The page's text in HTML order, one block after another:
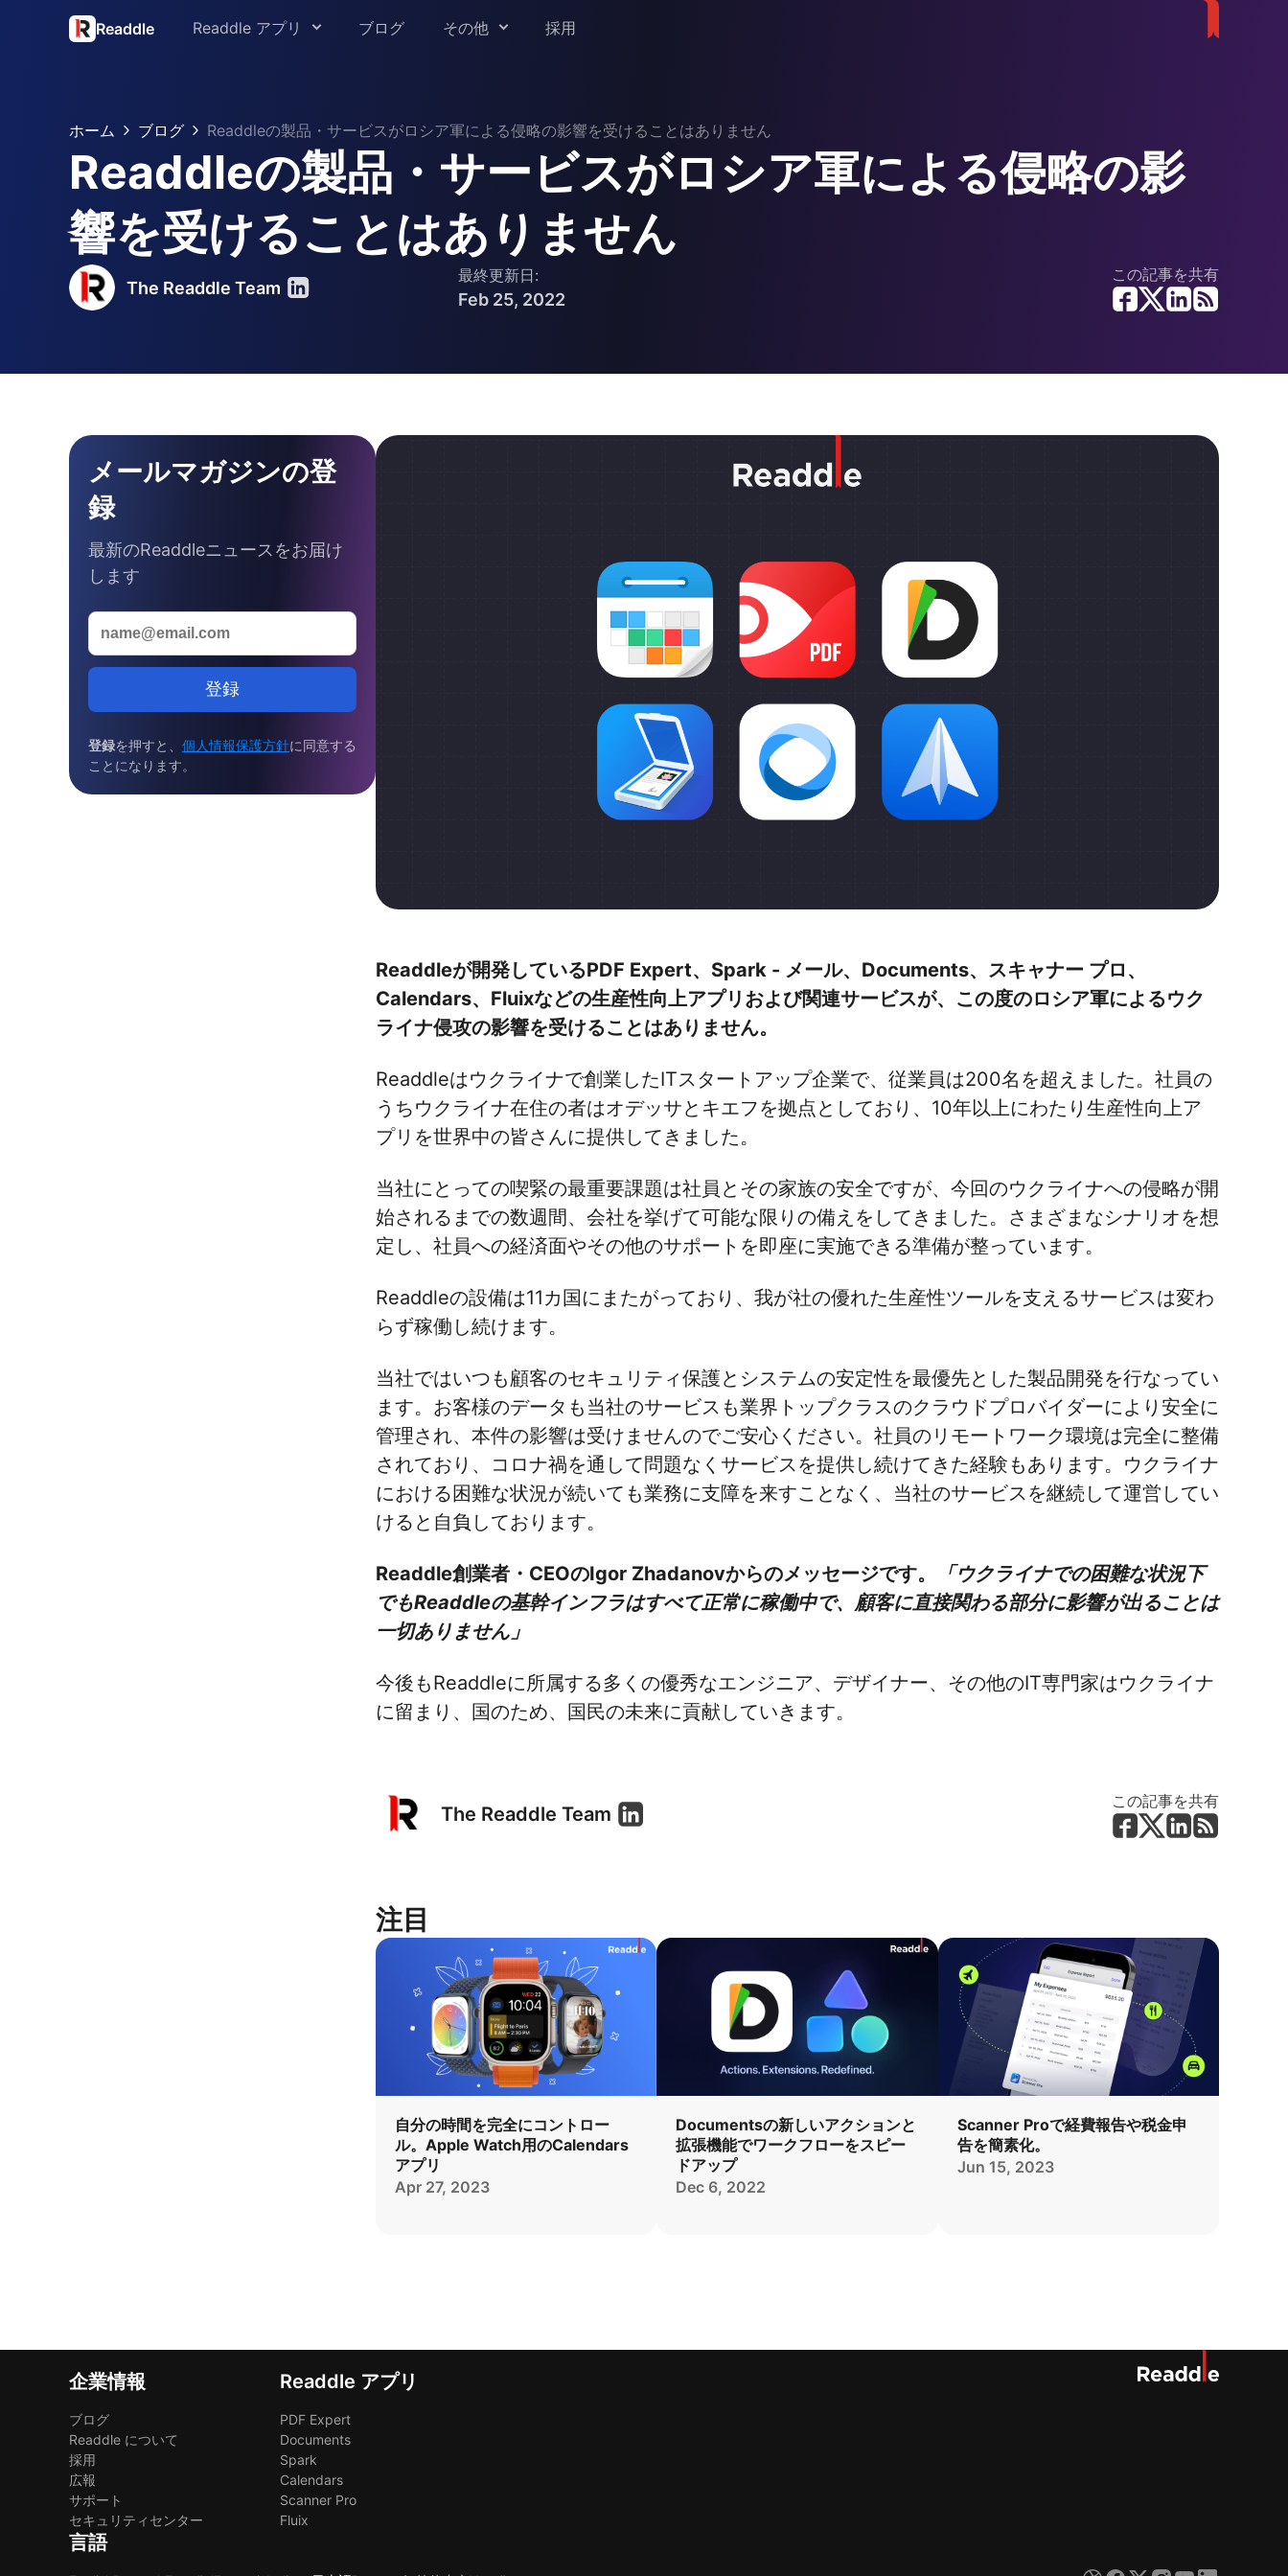
Readdle Readdle アプリ
Spark
Scanner Pro
Calendars
Documents
Fluix
ブログ その他
広報
教育向け Readdle
セキュリティセンター
採用
ホーム ブログ Readdleの製品・サービスがロシア軍による侵略の影響を受けることはありません
Readdleの製品・サービスがロシア軍による侵略の影
響を受けることはありません
The Readdle Team
最終更新日:
Feb 25, 2022
この記事を共有
メールマガジンの登
録
最新のReaddleニュースをお届け
します
登録
登録を押すと、 個人情報保護方針に同意する
ことになります。
Readdleが開発しているPDF Expert、Spark - メール、Documents、スキャナー プロ、
Calendars、Fluixなどの生産性向上アプリおよび関連サービスが、この度のロシア軍によるウク
ライナ侵攻の影響を受けることはありません。
Readdleはウクライナで創業したITスタートアップ企業で、従業員は200名を超えました。社員の
うちウクライナ在住の者はオデッサとキエフを拠点としており、10年以上にわたり生産性向上ア
プリを世界中の皆さんに提供してきました。
当社にとっての喫緊の最重要課題は社員とその家族の安全ですが、今回のウクライナへの侵略が開
始されるまでの数週間、会社を挙げて可能な限りの備えをしてきました。さまざまなシナリオを想
定し、社員への経済面やその他のサポートを即座に実施できる準備が整っています。
Readdleの設備は11カ国にまたがっており、我が社の優れた生産性ツールを支えるサービスは変わ
らず稼働し続けます。
当社ではいつも顧客のセキュリティ保護とシステムの安定性を最優先とした製品開発を行なってい
ます。お客様のデータも当社のサービスも業界トップクラスのクラウドプロバイダーにより安全に
管理され、本件の影響は受けませんのでご安心ください。社員のリモートワーク環境は完全に整備
されており、コロナ禍を通して問題なくサービスを提供し続けてきた経験もあります。ウクライナ
における困難な状況が続いても業務に支障を来すことなく、当社のサービスを継続して運営してい
けると自負しております。
Readdle創業者・CEOのIgor Zhadanovからのメッセージです。
「ウクライナでの困難な状況下
でもReaddleの基幹インフラはすべて正常に稼働中で、顧客に直接関わる部分に影響が出ることは
一切ありません」
今後もReaddleに所属する多くの優秀なエンジニア、デザイナー、その他のIT専門家はウクライナ
に留まり、国のため、国民の未来に貢献していきます。
The Readdle Team
この記事を共有
注目
自分の時間を完全にコントロー
ル。Apple Watch用のCalendars
アプリ
Apr 27, 2023
Documentsの新しいアクションと
拡張機能でワークフローをスピー
ドアップ
Dec 6, 2022
Scanner Proで経費報告や税金申
告を簡素化。
Jun 15, 2023
企業情報
ブログ
Readdle について
採用
広報
サポート
セキュリティセンター
Readdle アプリ
PDF Expert
Documents
Spark
Calendars
Scanner Pro
Fluix
言語